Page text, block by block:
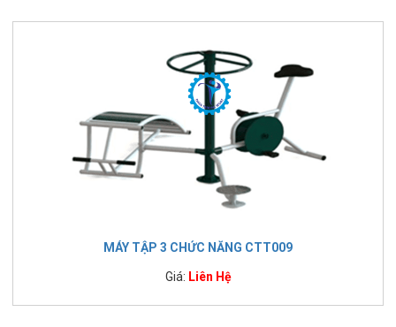
MÁY TẬP 3 CHỨC NĂNG CTT009
Giá: Liên Hệ